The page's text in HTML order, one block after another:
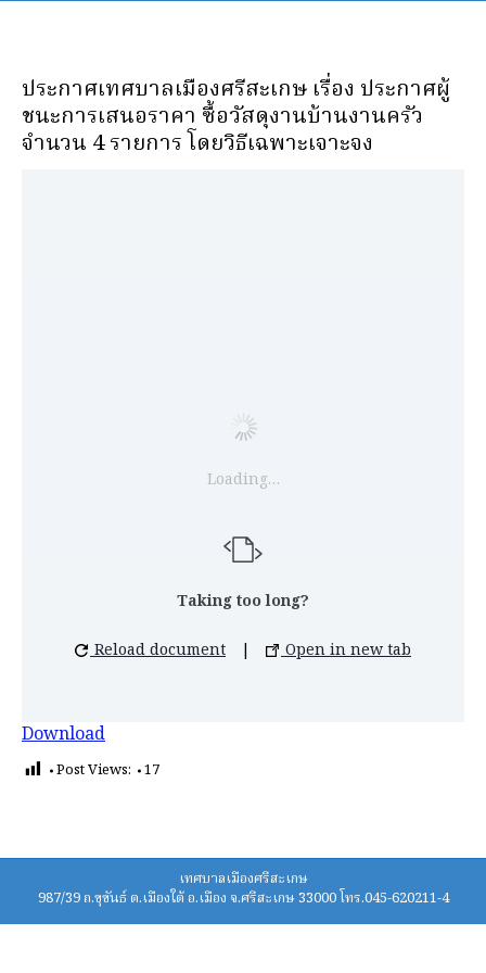
ประกาศเทศบาลเมืองศรีสะเกษ เรื่อง ประกาศผู้
ชนะการเสนอราคา ซื้อวัสดุงานบ้านงานครัว
จำนวน 4 รายการ โดยวิธีเฉพาะเจาะจง
Loading…
Taking too long?
Reload document | Open in new tab
Download
Post Views: 17
เทศบาลเมืองศรีสะเกษ
987/39 ถ.ขุขันธ์ ต.เมืองใต้ อ.เมือง จ.ศรีสะเกษ 33000 โทร.045-620211-4